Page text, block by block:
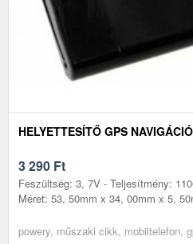
HELYETTESÍTŐ GPS
3 290 Ft
Feszültség: 3, 7V - Teljesítmény:
Méret: 53, 50mm x 34, 00mm x 5,
powery, műszaki cikk, mobiltelefon,